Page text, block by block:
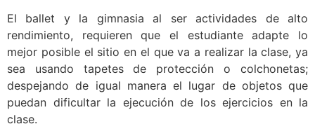
El ballet y la gimnasia al ser actividades de alto
rendimiento, requieren que el estudiante adapte lo
mejor posible el sitio en el que va a realizar la clase, ya
sea usando tapetes de protección o colchonetas;
despejando de igual manera el lugar de objetos que
puedan dificultar la ejecución de los ejercicios en la
clase.